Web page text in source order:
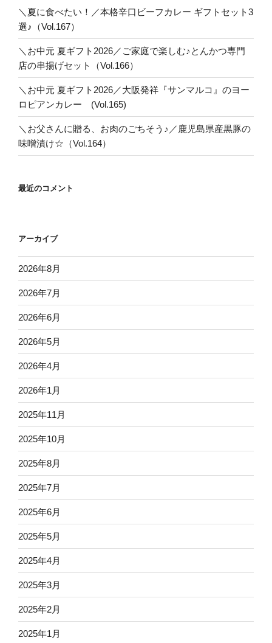
＼夏に食べたい！／本格辛口ビーフカレー ギフトセット3
選♪（Vol.167）
＼お中元 夏ギフト2026／ご家庭で楽しむ♪とんかつ専門
店の串揚げセット（Vol.166）
＼お中元 夏ギフト2026／大阪発祥『サンマルコ』のヨー
ロピアンカレー (Vol.165)
＼お父さんに贈る、お肉のごちそう♪／鹿児島県産黒豚の
味噌漬け☆（Vol.164）
最近のコメント
アーカイブ
2026年8月
2026年7月
2026年6月
2026年5月
2026年4月
2026年1月
2025年11月
2025年10月
2025年8月
2025年7月
2025年6月
2025年5月
2025年4月
2025年3月
2025年2月
2025年1月